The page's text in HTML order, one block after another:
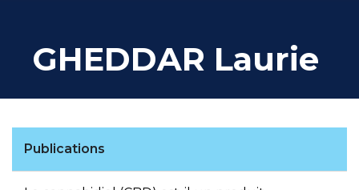
GHEDDAR Laurie
Publications